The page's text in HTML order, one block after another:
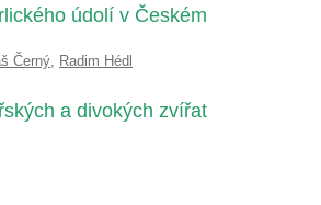
údolí v Českém
Černý, Radim Hédl
a divokých zvířat